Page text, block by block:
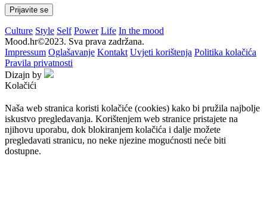
Culture Style Self Power Life In the mood
Mood.hr©2023. Sva prava zadržana.
Impressum Oglašavanje Kontakt Uvjeti korištenja Politika kolačića
Pravila privatnosti
Dizajn by
Kolačići
Naša web stranica koristi kolačiće (cookies) kako bi pružila najbolje
iskustvo pregledavanja. Korištenjem web stranice pristajete na
njihovu uporabu, dok blokiranjem kolačića i dalje možete
pregledavati stranicu, no neke njezine mogućnosti neće biti
dostupne.